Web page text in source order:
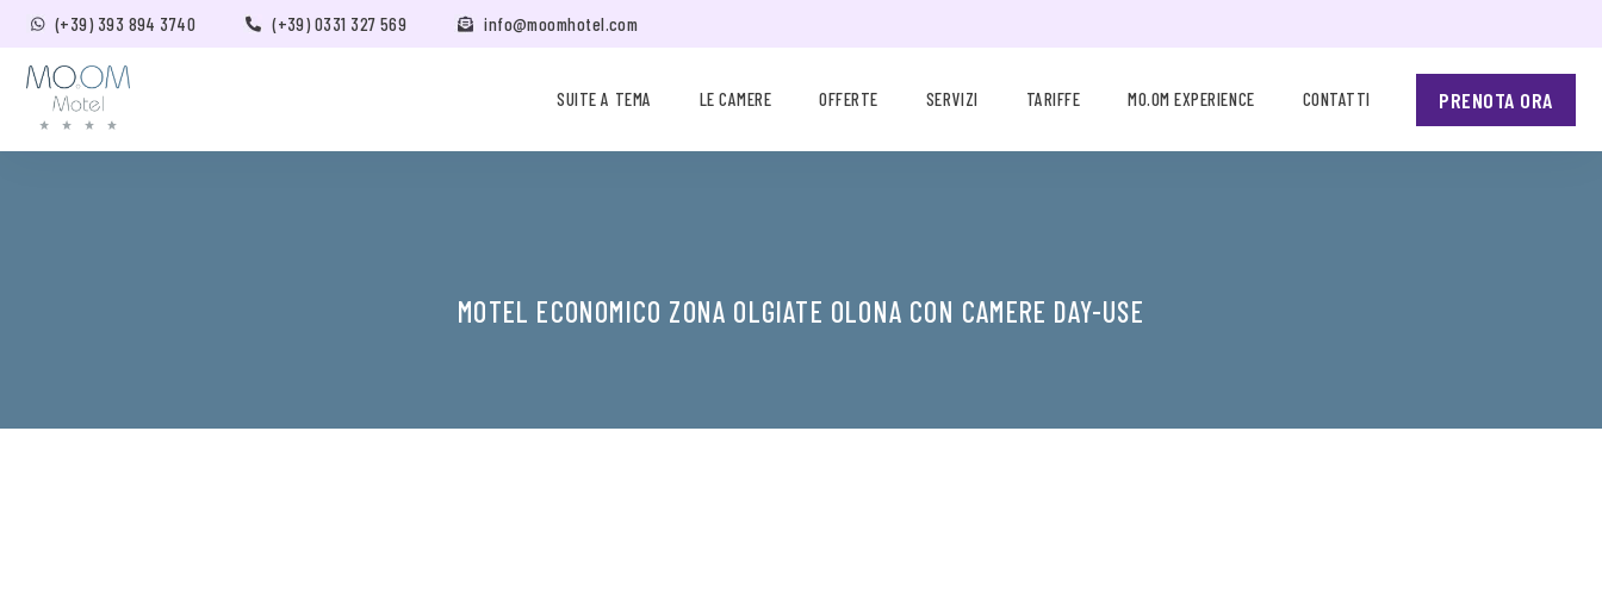
(+39) 393 894 3740 (+39) 0331 327 569 info@moomhotel.com
SUITE A TEMA LE CAMERE OFFERTE SERVIZI TARIFFE MO.OM EXPERIENCE CONTATTI PRENOTA ORA
MOTEL ECONOMICO ZONA OLGIATE OLONA CON CAMERE DAY-USE